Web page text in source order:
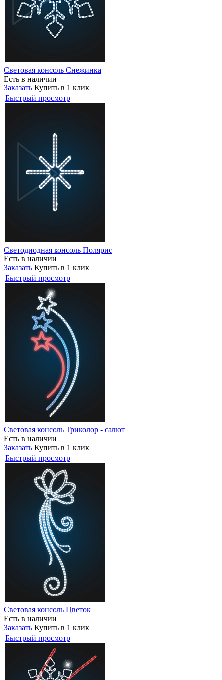
Световая консоль Снежинка
Есть в наличии
Заказать Купить в 1 клик
Быстрый просмотр
Светодиодная консоль Полярис
Есть в наличии
Заказать Купить в 1 клик
Быстрый просмотр
Световая консоль Триколор - салют
Есть в наличии
Заказать Купить в 1 клик
Быстрый просмотр
Световая консоль Цветок
Есть в наличии
Заказать Купить в 1 клик
Быстрый просмотр